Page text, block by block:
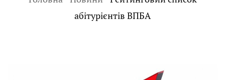
абітурієнтів ВПБА